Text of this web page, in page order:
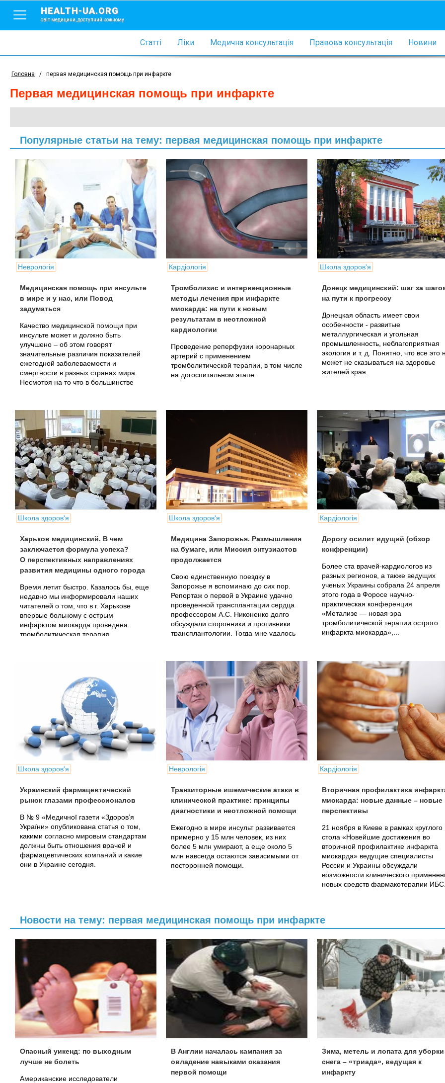
HEALTH-UA.ORG
світ медицини, доступний кожному
Статті Ліки Медична консультація Правова консультація Новини
Головна / первая медицинская помощь при инфаркте
первая медицинская помощь при инфаркте
Популярные статьи на тему: первая медицинская помощь при инфаркте
Неврологія
Медицинская помощь при инсульте
в мире и у нас, или Повод
задуматься
Качество медицинской помощи при
инсульте может и должно быть
улучшено – об этом говорят
значительные различия показателей
ежегодной заболеваемости и
смертности в разных странах мира.
Несмотря на то что в большинстве
Кардіологія
Тромболизис и интервенционные
методы лечения при инфаркте
миокарда: на пути к новым
результатам в неотложной
кардиологии
Проведение реперфузии коронарных
артерий с применением
тромболитической терапии, в том числе
на догоспитальном этапе.
Школа здоров'я
Донецк медицинский: шаг за
на пути к прогрессу
Донецкая область имеет свои
особенности - развитые
металлургическая и угольная
промышленность, неблагоприятная
экология и т. д. Понятно, что все это
может не сказываться на здоровье
жителей края.
Школа здоров'я
Харьков медицинский. В чем
заключается формула успеха?
О перспективных направлениях
развития медицины одного города
Время летит быстро. Казалось бы, еще
недавно мы информировали наших
читателей о том, что в г. Харькове
впервые больному с острым
инфарктом миокарда проведена
тромболитическая терапия
Школа здоров'я
Медицина Запорожья. Размышления
на бумаге, или Миссия энтузиастов
продолжается
Свою единственную поездку в
Запорожье я вспоминаю до сих пор.
Репортаж о первой в Украине удачно
проведенной трансплантации сердца
профессором А.С. Никоненко долго
обсуждали сторонники и противники
трансплантологии. Тогда мне удалось
Кардіологія
Дорогу осилит идущий (обзор
конфренции)
Более ста врачей-кардиологов из
разных регионов, а также ведущих
ученых Украины собрала 24 апреля
этого года в Форосе научно-
практическая конференция
«Метализе — новая эра
тромболитической терапии острого
инфаркта миокарда»,...
Школа здоров'я
Украинский фармацевтический
рынок глазами профессионалов
В № 9 «Медичної газети «Здоров’я
України» опубликована статья о том,
какими согласно мировым стандартам
должны быть отношения врачей и
фармацевтических компаний и какие
они в Украине сегодня.
Неврологія
Транзиторные ишемические атаки в
клинической практике: принципы
диагностики и неотложной помощи
Ежегодно в мире инсульт развивается
примерно у 15 млн человек, из них
более 5 млн умирают, а еще около 5
млн навсегда остаются зависимыми от
посторонней помощи.
Кардіологія
Вторичная профилактика
миокарда: новые данные – новые
перспективы
21 ноября в Киеве в рамках круглого
стола «Новейшие достижения во
вторичной профилактике инфаркта
миокарда» ведущие специалисты
России и Украины обсуждали
возможности клинического
новых средств фармакотерапии
Новости на тему: первая медицинская помощь при инфаркте
Опасный уикенд: по выходным
лучше не болеть
Американские исследователи
В Англии началась кампания за
овладение навыками оказания
первой помощи
Зима, метель и лопата для уборки
снега – «триада», ведущая к
инфаркту